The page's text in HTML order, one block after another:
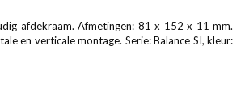
afdekraam. Afmetingen: 81 x 152 x 11 mm.
en verticale montage. Serie: Balance SI, kleur: